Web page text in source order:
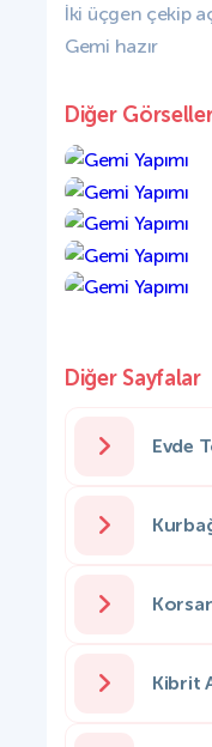
İki üçgen çekip
Gemi hazır
Diğer
Diğer Sayfalar
Evde
Kibrit